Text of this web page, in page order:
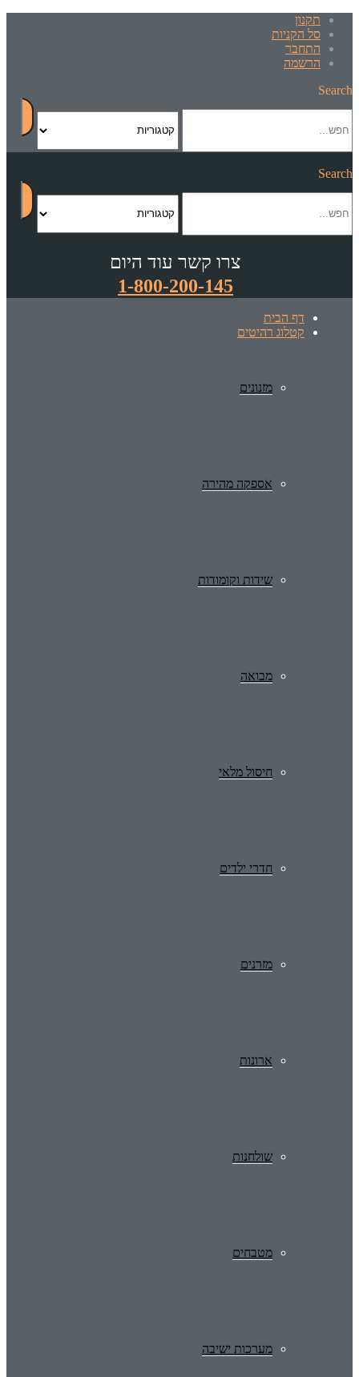
תקנון
סל הקניות
התחבר
הרשמה
Search
Search
צרו קשר עוד היום
1-800-200-145
דף הבית
קטלוג רהיטים
מזנונים
אספקה מהירה
שידות וקומודות
מבואה
חיסול מלאי
חדרי ילדים
מזרנים
ארונות
שולחנות
מטבחים
מערכות ישיבה